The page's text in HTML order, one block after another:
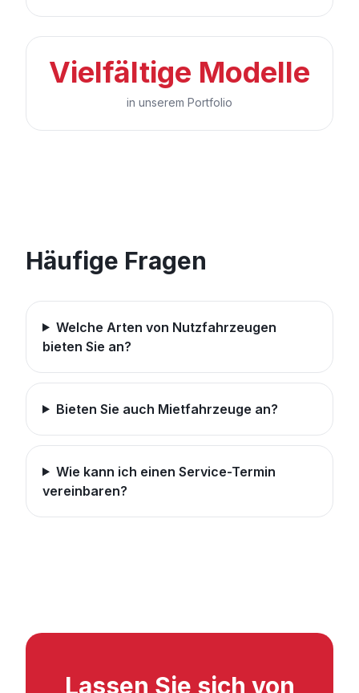
Vielfältige Modelle
in unserem Portfolio
Häufige Fragen
Welche Arten von Nutzfahrzeugen
bieten Sie an?
Bieten Sie auch Mietfahrzeuge an?
Wie kann ich einen Service-Termin
vereinbaren?
Lassen Sie sich von